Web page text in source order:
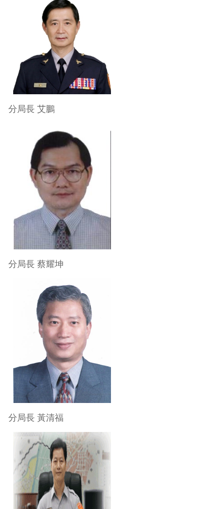
分局長 艾鵬
分局長 蔡耀坤
分局長 黃清福